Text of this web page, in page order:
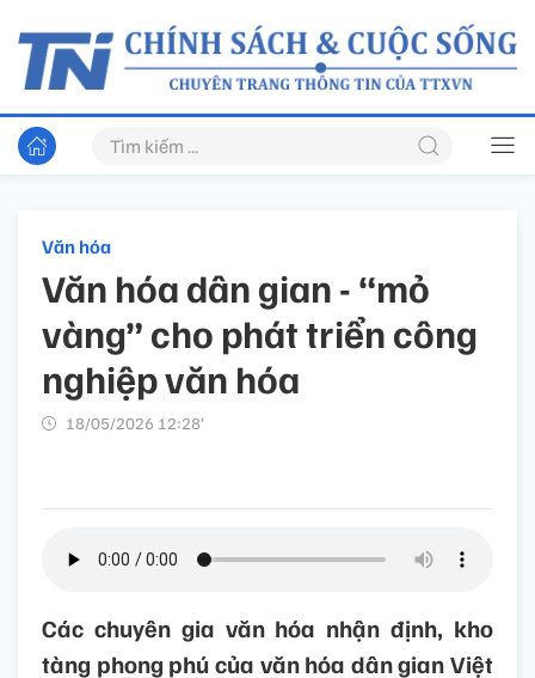
Văn hóa
Văn hóa dân gian - “mỏ
vàng” cho phát triển công
nghiệp văn hóa
18/05/2026 12:28’
Các chuyên gia văn hóa nhận định, kho
tàng phong phú của văn hóa dân gian Việt